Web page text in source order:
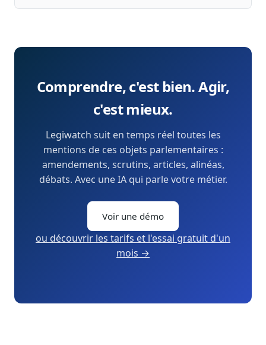
Comprendre, c'est bien. Agir,
c'est mieux.
Legiwatch suit en temps réel toutes les
mentions de ces objets parlementaires :
amendements, scrutins, articles, alinéas,
débats. Avec une IA qui parle votre métier.
Voir une démo
ou découvrir les tarifs et l'essai gratuit d'un
mois →